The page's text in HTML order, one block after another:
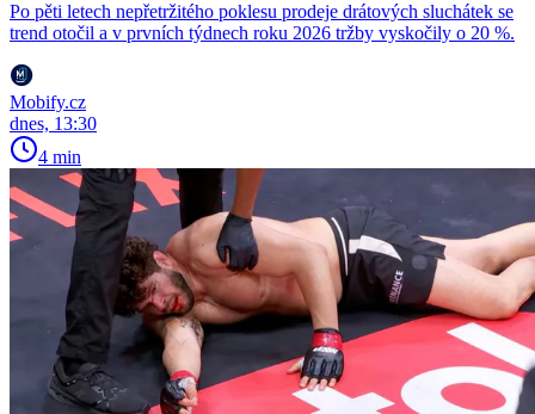
Po pěti letech nepřetržitého poklesu prodeje drátových sluchátek se
trend otočil a v prvních týdnech roku 2026 tržby vyskočily o 20 %.
Mobify.cz
dnes, 13:30
4 min